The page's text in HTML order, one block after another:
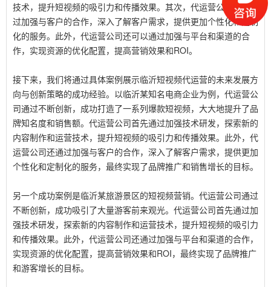
技术，提升短视频的吸引力和传播效果。其次，代运营公司可以通
过加强与客户的合作，深入了解客户需求，提供更加个性化和定制
化的服务。此外，代运营公司还可以通过加强与平台和渠道的合
作，实现资源的优化配置，提高营销效果和ROI。
接下来，我们将通过具体案例展示临沂短视频代运营的未来发展方
向与创新策略的成功经验。以临沂某知名电商企业为例，代运营公
司通过不断创新，成功打造了一系列爆款短视频，大大地提升了品
牌知名度和销售额。代运营公司首先通过加强技术研发，探索新的
内容制作和运营技术，提升短视频的吸引力和传播效果。此外，代
运营公司还通过加强与客户的合作，深入了解客户需求，提供更加
个性化和定制化的服务，最终实现了品牌推广和销售增长的目标。
另一个成功案例是临沂某旅游景区的短视频营销。代运营公司通过
不断创新，成功吸引了大量游客前来观光。代运营公司首先通过加
强技术研发，探索新的内容制作和运营技术，提升短视频的吸引力
和传播效果。此外，代运营公司还通过加强与平台和渠道的合作，
实现资源的优化配置，提高营销效果和ROI，最终实现了品牌推广
和游客增长的目标。